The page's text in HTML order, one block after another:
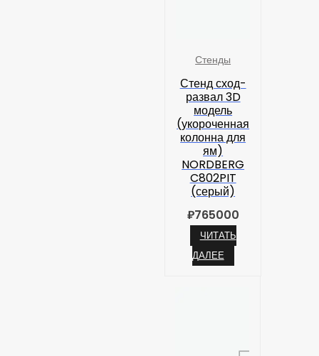
Стенды
Стенд сход-
развал 3D
модель
(укороченная
колонна для
ям)
NORDBERG
C802PIT
(серый)
₽765000
ЧИТАТЬ
ДАЛЕЕ